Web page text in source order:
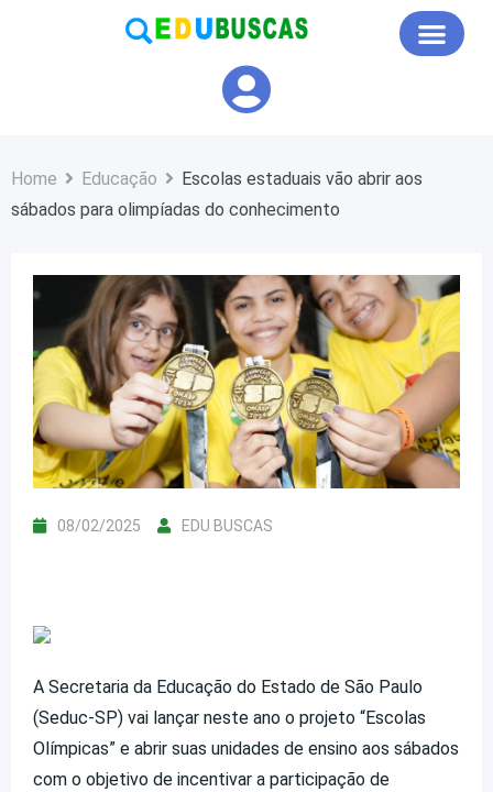
Home Educação
Escolas estaduais vão abrir aos
sábados para olimpíadas do conhecimento
08/02/2025 EDU BUSCAS
A Secretaria da Educação do Estado de São Paulo
(Seduc-SP) vai lançar neste ano o projeto “Escolas
Olímpicas” e abrir suas unidades de ensino aos sábados
com o objetivo de incentivar a participação de